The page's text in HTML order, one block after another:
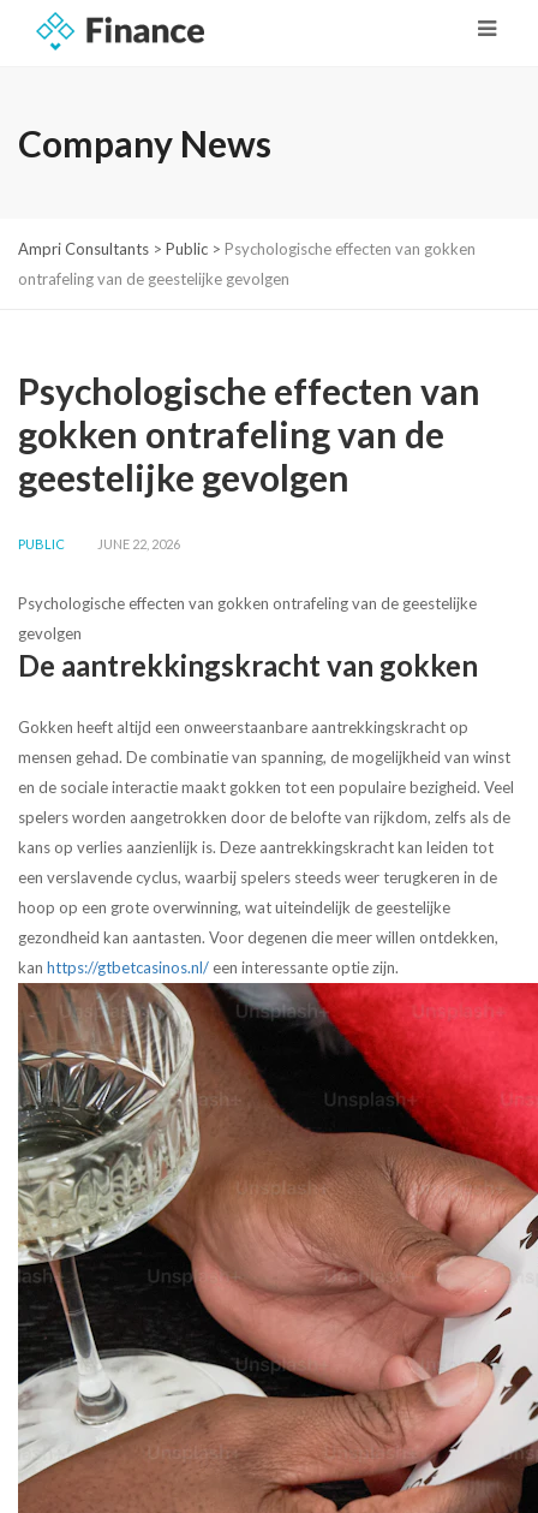
Company News
Ampri Consultants > Public > Psychologische effecten van gokken
ontrafeling van de geestelijke gevolgen
Psychologische effecten van
gokken ontrafeling van de
geestelijke gevolgen
PUBLIC JUNE 22, 2026
Psychologische effecten van gokken ontrafeling van de geestelijke
gevolgen
De aantrekkingskracht van gokken
Gokken heeft altijd een onweerstaanbare aantrekkingskracht op
mensen gehad. De combinatie van spanning, de mogelijkheid van winst
en de sociale interactie maakt gokken tot een populaire bezigheid. Veel
spelers worden aangetrokken door de belofte van rijkdom, zelfs als de
kans op verlies aanzienlijk is. Deze aantrekkingskracht kan leiden tot
een verslavende cyclus, waarbij spelers steeds weer terugkeren in de
hoop op een grote overwinning, wat uiteindelijk de geestelijke
gezondheid kan aantasten. Voor degenen die meer willen ontdekken,
kan https://gtbetcasinos.nl/ een interessante optie zijn.